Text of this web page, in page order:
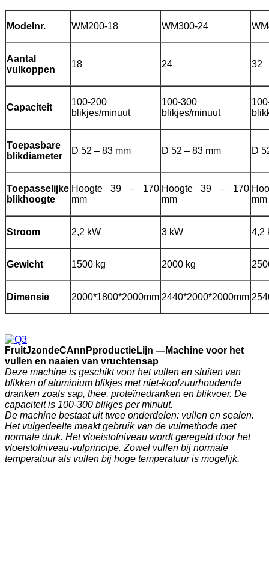
Modelnr. WM200-18 WM300-24
Aantal
vulkoppen
18 24 32
Capaciteit
100-200
blikjes/minuut
100-300
blikjes/minuut
Toepasbare
blikdiameter
D 52 – 83 mm D 52 – 83 mm D
Toepasselijke
blikhoogte
Hoogte 39 – 170
mm
Hoogte 39 – 170
mm
mm
Stroom 2,2 kW 3 kW 4,2
Gewicht 1500 kg 2000 kg
Dimensie 2000*1800*2000mm 2440*2000*2000mm
FruitJzondeCAnn PproductieLijn —Machine voor het
vullen en naaien van vruchtensap
Deze machine is geschikt voor het vullen en sluiten van
blikken of aluminium blikjes met niet-koolzuurhoudende
dranken zoals sap, thee, proteïnedranken en blikvoer. De
capaciteit is 100-300 blikjes per minuut.
De machine bestaat uit twee onderdelen: vullen en sealen.
Het vulgedeelte maakt gebruik van de vulmethode met
normale druk. Het vloeistofniveau wordt geregeld door het
vloeistofniveau-vulprincipe. Zowel vullen bij normale
temperatuur als vullen bij hoge temperatuur is mogelijk.